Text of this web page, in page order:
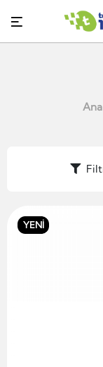
YENİ